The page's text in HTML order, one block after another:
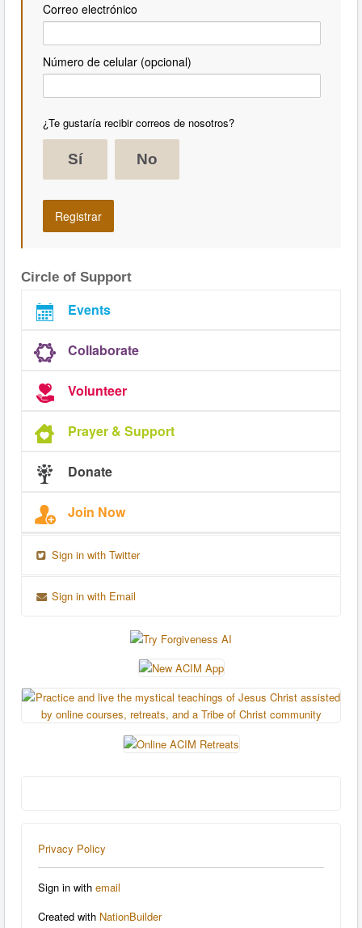
Correo electrónico
Número de celular (opcional)
¿Te gustaría recibir correos de nosotros?
Sí No
Circle of Support
Events
Collaborate
Volunteer
Prayer & Support
Donate
Join Now
Sign in with Twitter
Sign in with Email
Privacy Policy
Sign in with email
Created with NationBuilder